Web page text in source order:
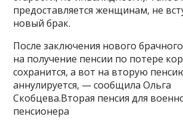
предоставляется женщинам, не
новый брак.
После заключения нового
на получение пенсии по потере
сохранится, а вот на вторую
аннулируется, — сообщила Ольга
Скобцева.Вторая пенсия для
пенсионера